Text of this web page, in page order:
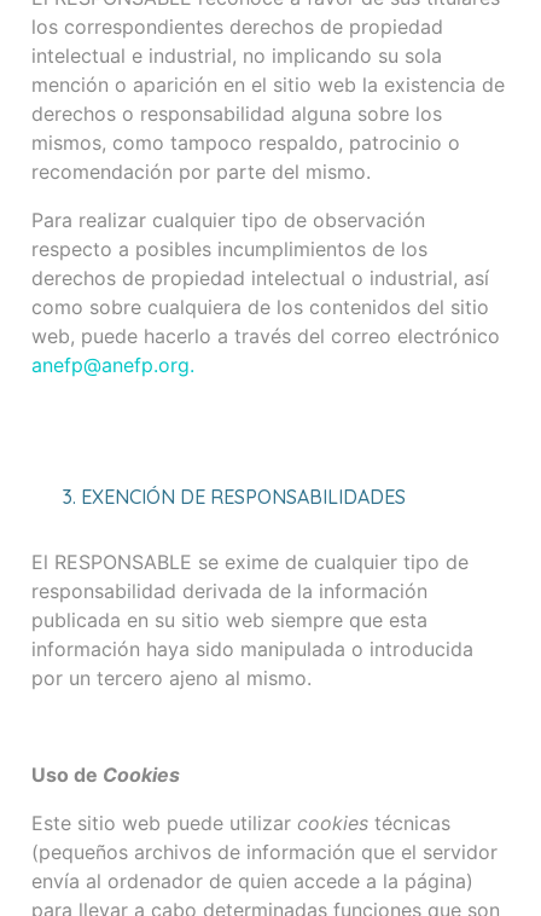
los correspondientes derechos de propiedad
intelectual e industrial, no implicando su sola
mención o aparición en el sitio web la existencia de
derechos o responsabilidad alguna sobre los
mismos, como tampoco respaldo, patrocinio o
recomendación por parte del mismo.
Para realizar cualquier tipo de observación
respecto a posibles incumplimientos de los
derechos de propiedad intelectual o industrial, así
como sobre cualquiera de los contenidos del sitio
web, puede hacerlo a través del correo electrónico
anefp@anefp.org.
3. EXENCIÓN DE RESPONSABILIDADES
El RESPONSABLE se exime de cualquier tipo de
responsabilidad derivada de la información
publicada en su sitio web siempre que esta
información haya sido manipulada o introducida
por un tercero ajeno al mismo.
Uso de Cookies
Este sitio web puede utilizarcookiestécnicas
(pequeños archivos de información que el servidor
envía al ordenador de quien accede a la página)
para llevar a cabo determinadas funciones que son